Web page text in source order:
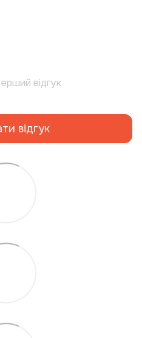
відгук
відгук